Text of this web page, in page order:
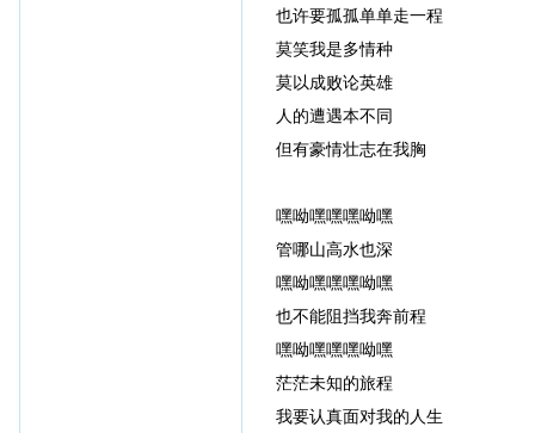
也许要孤孤单单走一程
莫笑我是多情种
莫以成败论英雄
人的遭遇本不同
但有豪情壮志在我胸
嘿呦嘿嘿嘿呦嘿
管哪山高水也深
嘿呦嘿嘿嘿呦嘿
也不能阻挡我奔前程
嘿呦嘿嘿嘿呦嘿
茫茫未知的旅程
我要认真面对我的人生